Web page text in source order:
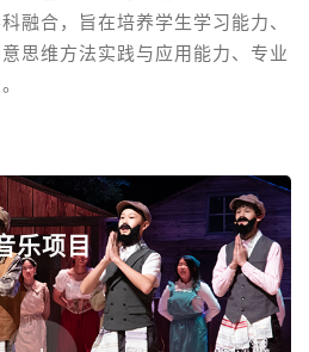
融合，旨在培养学生学习能力、
思维方法实践与应用能力、专业
乐项目